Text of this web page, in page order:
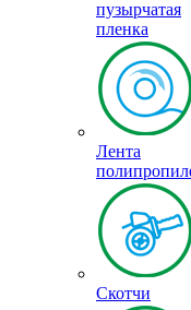
пузырчатая
пленка
Лента
Скотчи